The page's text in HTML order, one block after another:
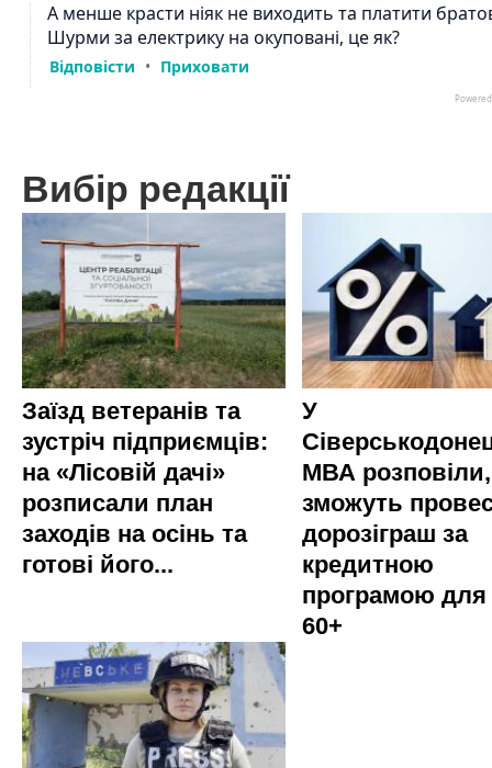
Вибір редакції
Заїзд ветеранів та
зустріч підприємців:
на «Лісовій дачі»
розписали план
заходів на осінь та
готові його...
У
МВА
зможуть
дорозіграш за
кредитною
програмою
60+